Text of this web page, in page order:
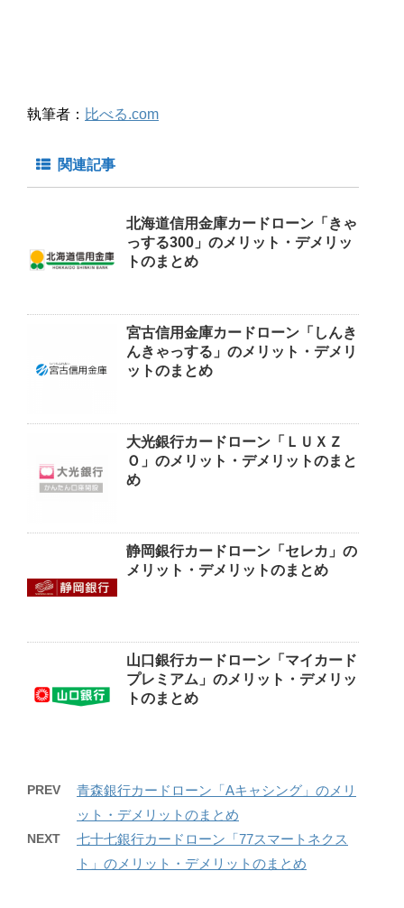
執筆者： 比べる.com
関連記事
北海道信用金庫カードローン「きゃ
っする300」のメリット・デメリッ
トのまとめ
宮古信用金庫カードローン「しんき
んきゃっする」のメリット・デメリ
ットのまとめ
大光銀行カードローン「ＬＵＸＺ
Ｏ」のメリット・デメリットのまと
め
静岡銀行カードローン「セレカ」の
メリット・デメリットのまとめ
山口銀行カードローン「マイカード
プレミアム」のメリット・デメリッ
トのまとめ
PREV
青森銀行カードローン「Aキャシング」のメリ
ット・デメリットのまとめ
NEXT
七十七銀行カードローン「77スマートネクス
ト」のメリット・デメリットのまとめ